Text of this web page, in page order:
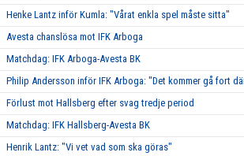
Henke Lantz inför Kumla: "Vårat enkla spel måste sitta"
Avesta chanslösa mot IFK Arboga
Matchdag: IFK Arboga-Avesta BK
Philip Andersson inför IFK Arboga: "Det kommer gå fort
Förlust mot Hallsberg efter svag tredje period
Matchdag: IFK Hallsberg-Avesta BK
Henrik Lantz: "Vi vet vad som ska göras"